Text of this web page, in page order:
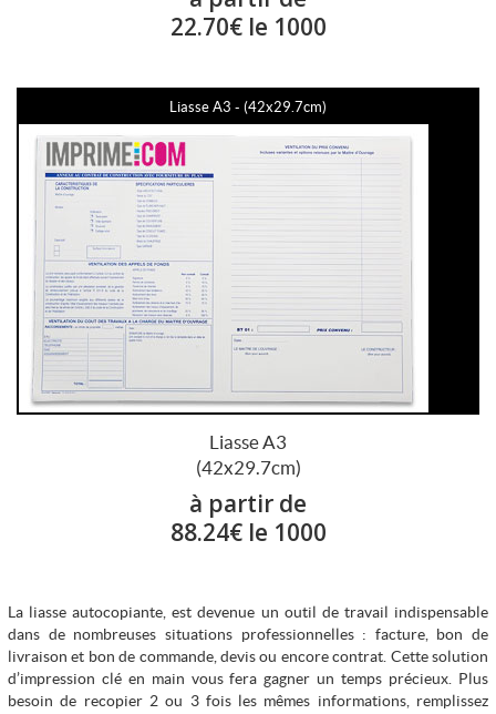
22.70€ le 1000
Liasse A3 - (42x29.7cm)
Liasse A3
(42x29.7cm)
à partir de
88.24€ le 1000
La liasse autocopiante, est devenue un outil de travail indispensable
dans de nombreuses situations professionnelles : facture, bon de
livraison et bon de commande, devis ou encore contrat. Cette solution
d’impression clé en main vous fera gagner un temps précieux. Plus
besoin de recopier 2 ou 3 fois les mêmes informations, remplissez